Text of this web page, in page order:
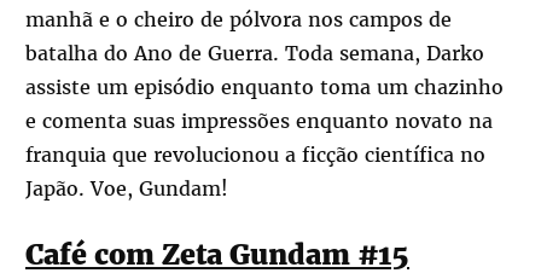
manhã e o cheiro de pólvora nos campos de
batalha do Ano de Guerra. Toda semana, Darko
assiste um episódio enquanto toma um chazinho
e comenta suas impressões enquanto novato na
franquia que revolucionou a ficção científica no
Japão. Voe, Gundam!
Café com Zeta Gundam #15